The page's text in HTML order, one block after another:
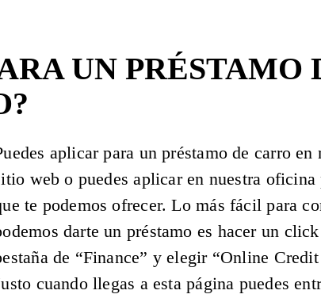
UN PRÉSTAMO
aplicar para un préstamo de carro en
web o puedes aplicar en nuestra
te podemos ofrecer. Lo más fácil para
darte un préstamo es hacer un
de “Finance” y elegir “Online
cuando llegas a esta página puedes